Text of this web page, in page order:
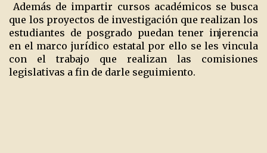
Además de impartir cursos académicos se busca
que los proyectos de investigación que realizan los
estudiantes de posgrado puedan tener injerencia
en el marco jurídico estatal por ello se les vincula
con el trabajo que realizan las comisiones
legislativas a fin de darle seguimiento.